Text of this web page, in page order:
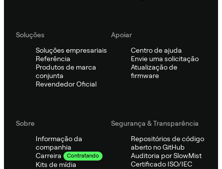
Soluções
Soluções empresariais
Referência
Produtos de marca
conjunta
Revendedor Oficial
Apoiar
Centro de ajuda
Envie uma solicitação
Atualização de
firmware
Sobre
Informação da
companhia
Carreira
Contratando
Kits de mídia
Segurança & Transparência
Repositórios de código
aberto no GitHub
Auditoria por SlowMist
Certificado ISO/IEC